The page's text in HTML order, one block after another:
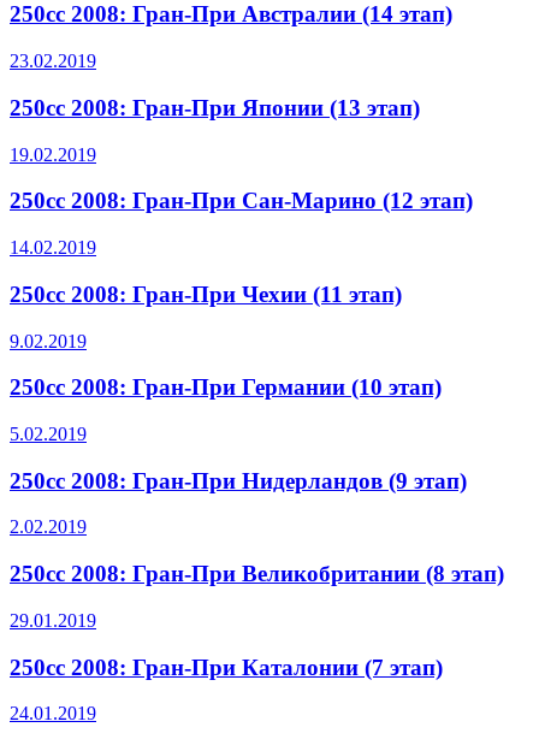
250cc 2008: Гран-При Австралии (14 этап)
23.02.2019
250cc 2008: Гран-При Японии (13 этап)
19.02.2019
250cc 2008: Гран-При Сан-Марино (12 этап)
14.02.2019
250cc 2008: Гран-При Чехии (11 этап)
9.02.2019
250cc 2008: Гран-При Германии (10 этап)
5.02.2019
250cc 2008: Гран-При Нидерландов (9 этап)
2.02.2019
250cc 2008: Гран-При Великобритании (8 этап)
29.01.2019
250cc 2008: Гран-При Каталонии (7 этап)
24.01.2019